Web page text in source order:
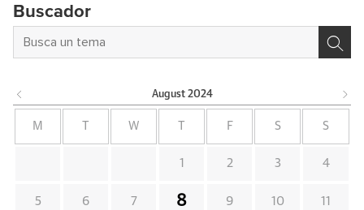
Buscador
August 2024
M W F S S
1 2 3 4
5 6 7 8 9 10 11